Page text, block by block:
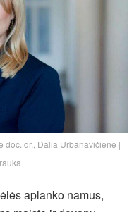
doc. dr., Dalia Urbanavičienė |
aplanko namus,